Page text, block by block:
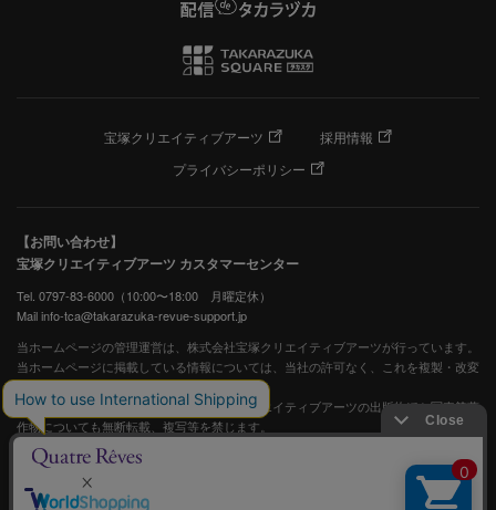
宝塚クリエイティブアーツ
採用情報
プライバシーポリシー
【お問い合わせ】
宝塚クリエイティブアーツ カスタマーセンター
Tel. 0797-83-6000（10:00〜18:00 月曜定休）
Mail info-tca@takarazuka-revue-support.jp
当ホームページの管理運営は、株式会社宝塚クリエイティブアーツが行っています。
当ホームページに掲載している情報については、当社の許可なく、これを複製・改変
することを固く禁止します。
また、阪急電鉄並びに宝塚歌劇団、宝塚クリエイティブアーツの出版物ほか写真等著
作物についても無断転載、複写等を禁じます。
宝塚歌劇公式ホームページ
JASRAC許諾番号：S0507081515